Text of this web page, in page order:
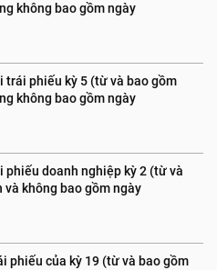
không bao gồm ngày
trái phiếu kỳ 5 (từ và bao gồm
không bao gồm ngày
phiếu doanh nghiệp kỳ 2 (từ và
không bao gồm ngày
phiếu của kỳ 19 (từ và bao gồm